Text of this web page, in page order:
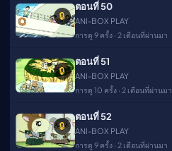
🔒
ตอนที่ 50
ANI-BOX PLAY
การดู 9 ครั้ง · 2 เดือนที่ผ่านมา
🔒
ตอนที่ 51
ANI-BOX PLAY
การดู 10 ครั้ง · 2 เดือนที่ผ่านมา
🔒
ตอนที่ 52
ANI-BOX PLAY
การดู 9 ครั้ง · 2 เดือนที่ผ่านมา